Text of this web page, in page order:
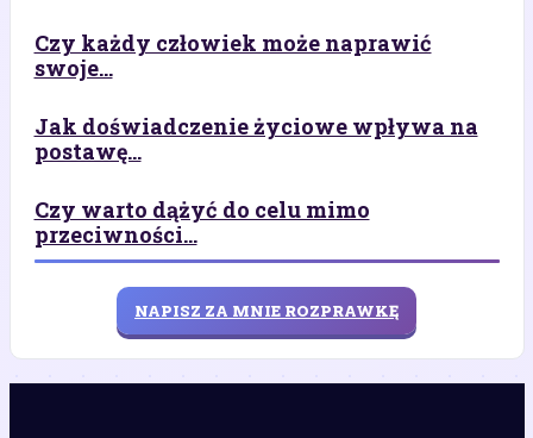
Czy każdy człowiek może naprawić
swoje...
Jak doświadczenie życiowe wpływa na
postawę...
Czy warto dążyć do celu mimo
przeciwności...
NAPISZ ZA MNIE ROZPRAWKĘ